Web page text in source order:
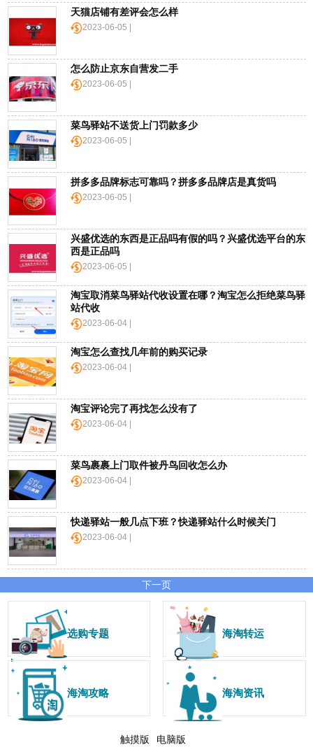
天猫店铺有差评会怎么样
2023-06-05 |
怎么防止京东自营发二手
2023-06-05 |
菜鸟驿站不送货上门罚款多少
2023-06-05 |
拼多多品牌标志可靠吗？拼多多品牌店是真货吗
2023-06-05 |
兴盛优选的东西是正品吗有假的吗？兴盛优选平台的东
西是正品吗
2023-06-05 |
淘宝取消菜鸟驿站代收设置在哪？淘宝怎么拒绝菜鸟驿
站代收
2023-06-04 |
淘宝怎么查找几年前的购买记录
2023-06-04 |
淘宝评论完了再找怎么没有了
2023-06-04 |
菜鸟裹裹上门取件被丹鸟回收怎么办
2023-06-04 |
快递驿站一般几点下班？快递驿站什么时候关门
2023-06-04 |
下一页
选购专题 海淘转运
海淘攻略 海淘资讯
触摸版
电脑版